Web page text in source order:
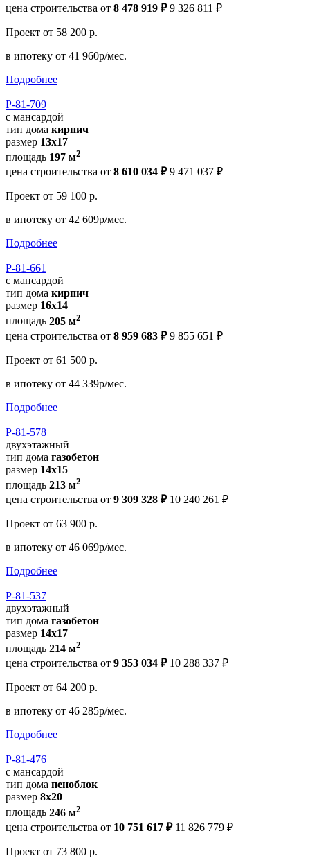
цена строительства от 8 478 919 ₽ 9 326 811 ₽
Проект от 58 200 р.
в ипотеку от 41 960р/мес.
Подробнее
Р-81-709
с мансардой
тип дома кирпич
размер 13x17
площадь 197 м2
цена строительства от 8 610 034 ₽ 9 471 037 ₽
Проект от 59 100 р.
в ипотеку от 42 609р/мес.
Подробнее
Р-81-661
с мансардой
тип дома кирпич
размер 16x14
площадь 205 м2
цена строительства от 8 959 683 ₽ 9 855 651 ₽
Проект от 61 500 р.
в ипотеку от 44 339р/мес.
Подробнее
Р-81-578
двухэтажный
тип дома газобетон
размер 14х15
площадь 213 м2
цена строительства от 9 309 328 ₽ 10 240 261 ₽
Проект от 63 900 р.
в ипотеку от 46 069р/мес.
Подробнее
Р-81-537
двухэтажный
тип дома газобетон
размер 14х17
площадь 214 м2
цена строительства от 9 353 034 ₽ 10 288 337 ₽
Проект от 64 200 р.
в ипотеку от 46 285р/мес.
Подробнее
Р-81-476
с мансардой
тип дома пеноблок
размер 8х20
площадь 246 м2
цена строительства от 10 751 617 ₽ 11 826 779 ₽
Проект от 73 800 р.